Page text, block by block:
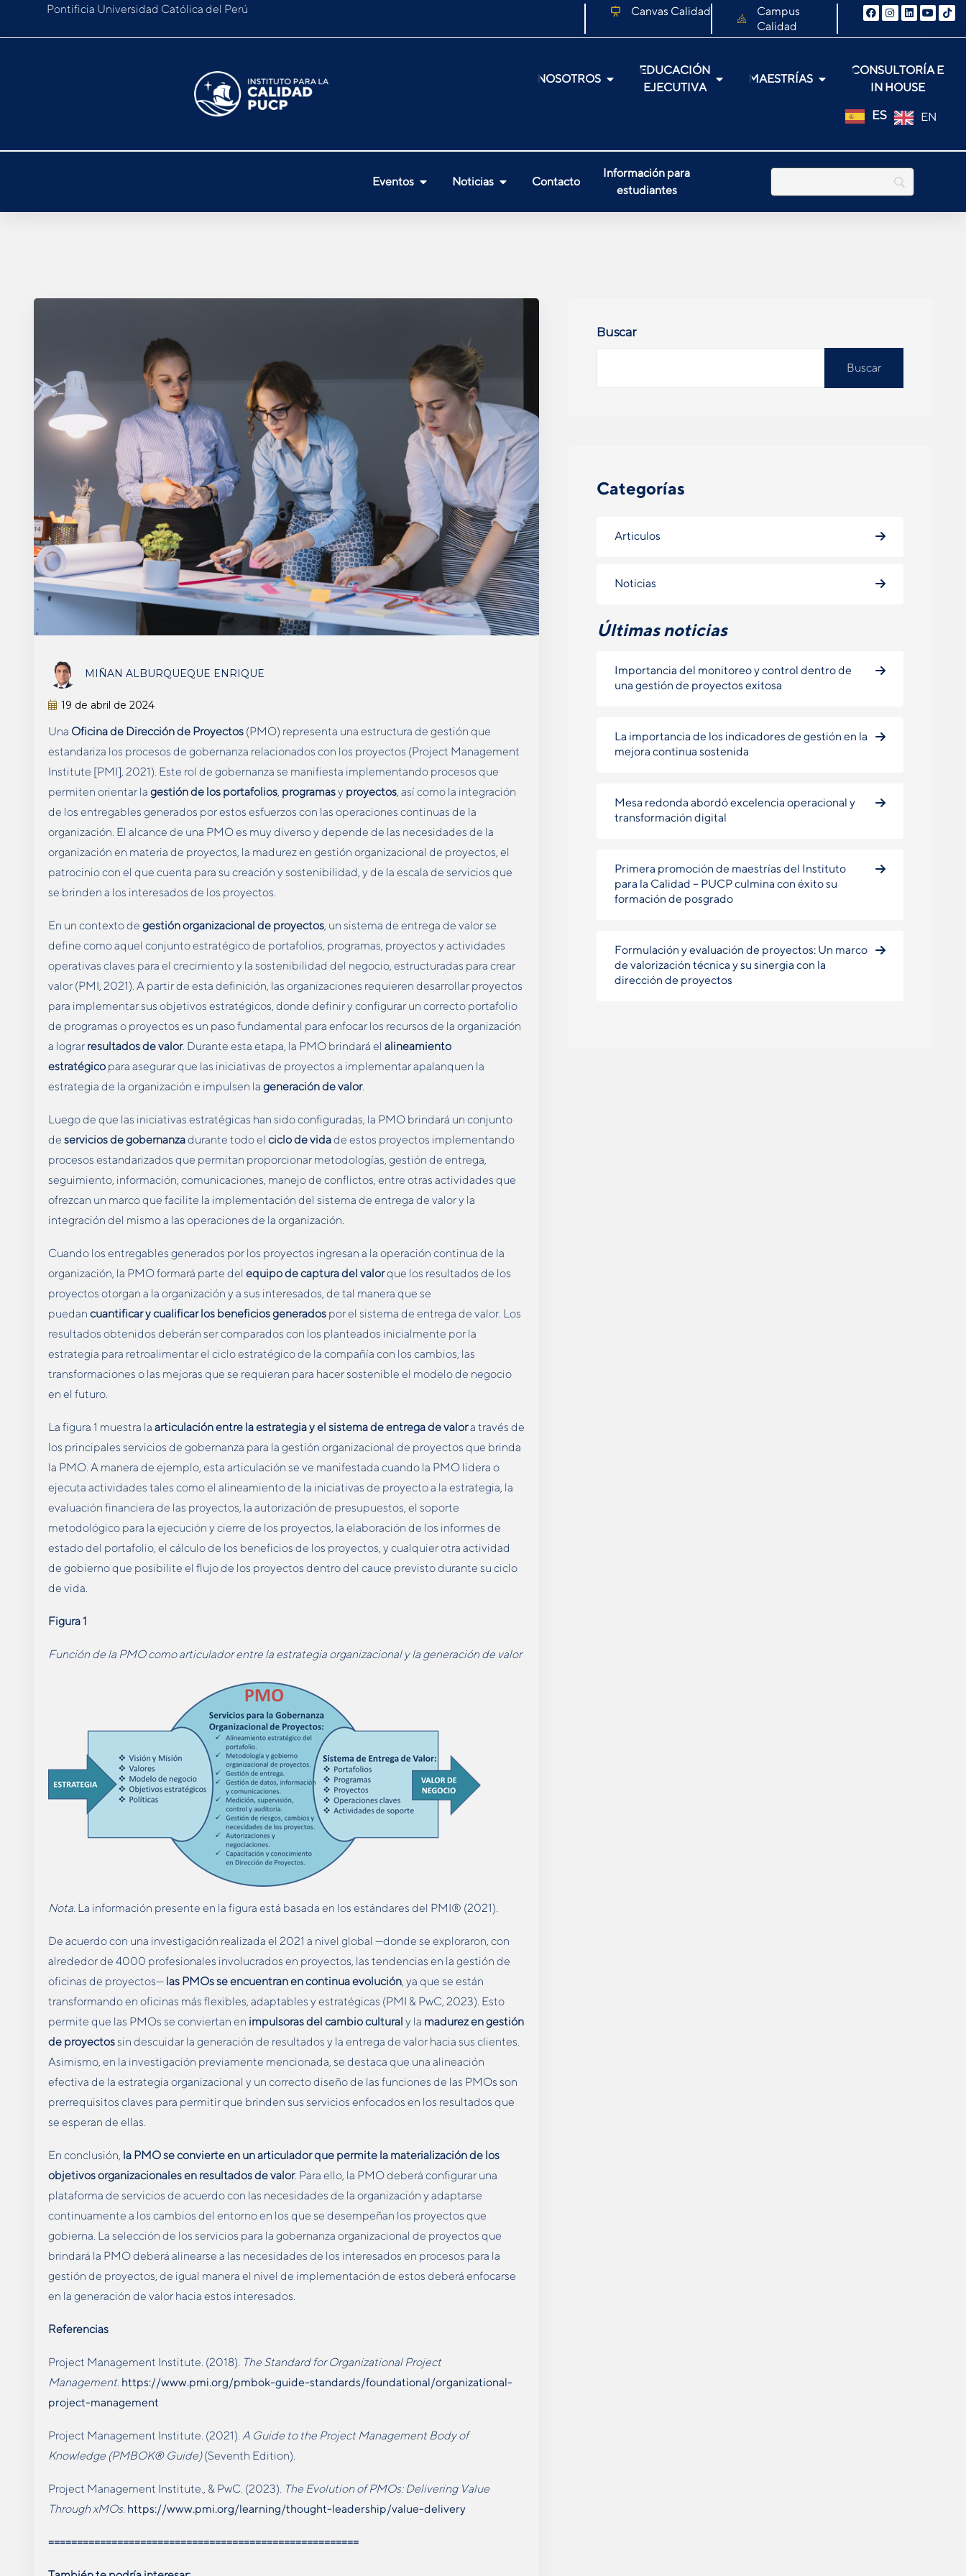
Pontificia Universidad Católica del Perú Canvas Calidad
Campus
Calidad
NOSOTROS
EDUCACIÓN
EJECUTIVA
MAESTRÍAS
CONSULTORÍA E
IN HOUSE
ES EN
Eventos Noticias Contacto
Información para
estudiantes
MIÑAN ALBURQUEQUE ENRIQUE
19 de abril de 2024
Una Oficina de Dirección de Proyectos (PMO) representa una estructura de gestión que
estandariza los procesos de gobernanza relacionados con los proyectos (Project Management
Institute [PMI], 2021). Este rol de gobernanza se manifiesta implementando procesos que
permiten orientar la gestión de los portafolios, programasy proyectos, así como la integración
de los entregables generados por estos esfuerzos con las operaciones continuas de la
organización. El alcance de una PMO es muy diverso y depende de las necesidades de la
organización en materia de proyectos, la madurez en gestión organizacional de proyectos, el
patrocinio con el que cuenta para su creación y sostenibilidad, y de la escala de servicios que
se brinden a los interesados de los proyectos.
En un contexto de gestión organizacional de proyectos, un sistema de entrega de valor se
define como aquel conjunto estratégico de portafolios, programas, proyectos y actividades
operativas claves para el crecimiento y la sostenibilidad del negocio, estructuradas para crear
valor (PMI, 2021). A partir de esta definición, las organizaciones requieren desarrollar proyectos
para implementar sus objetivos estratégicos, donde definir y configurar un correcto portafolio
de programas o proyectos es un paso fundamental para enfocar los recursos de la organización
a lograr resultados de valor. Durante esta etapa, la PMO brindará el alineamiento
estratégico para asegurar que las iniciativas de proyectos a implementar apalanquen la
estrategia de la organización e impulsen la generación de valor.
Luego de que las iniciativas estratégicas han sido configuradas, la PMO brindará un conjunto
de servicios de gobernanzadurante todo el ciclo de vidade estos proyectos implementando
procesos estandarizados que permitan proporcionar metodologías, gestión de entrega,
seguimiento, información, comunicaciones, manejo de conflictos, entre otras actividades que
ofrezcan un marco que facilite la implementación del sistema de entrega de valor y la
integración del mismo a las operaciones de la organización.
Cuando los entregables generados por los proyectos ingresan a la operación continua de la
organización, la PMO formará parte del equipo de captura del valorque los resultados de los
proyectos otorgan a la organización y a sus interesados, de tal manera que se
puedan cuantificar y cualificar los beneficios generados por el sistema de entrega de valor. Los
resultados obtenidos deberán ser comparados con los planteados inicialmente por la
estrategia para retroalimentar el ciclo estratégico de la compañía con los cambios, las
transformaciones o las mejoras que se requieran para hacer sostenible el modelo de negocio
en el futuro.
La figura 1 muestra la articulación entre la estrategia y el sistema de entrega de valora través de
los principales servicios de gobernanza para la gestión organizacional de proyectos que brinda
la PMO. A manera de ejemplo, esta articulación se ve manifestada cuando la PMO lidera o
ejecuta actividades tales como el alineamiento de la iniciativas de proyecto a la estrategia, la
evaluación financiera de las proyectos, la autorización de presupuestos, el soporte
metodológico para la ejecución y cierre de los proyectos, la elaboración de los informes de
estado del portafolio, el cálculo de los beneficios de los proyectos, y cualquier otra actividad
de gobierno que posibilite el flujo de los proyectos dentro del cauce previsto durante su ciclo
de vida.
Figura 1
Función de la PMO como articulador entre la estrategia organizacional y la generación de valor
Nota. La información presente en la figura está basada en los estándares del PMI® (2021).
De acuerdo con una investigación realizada el 2021 a nivel global —donde se exploraron, con
alrededor de 4000 profesionales involucrados en proyectos, las tendencias en la gestión de
oficinas de proyectos— las PMOs se encuentran en continua evolución, ya que se están
transformando en oficinas más flexibles, adaptables y estratégicas (PMI & PwC, 2023). Esto
permite que las PMOs se conviertan en impulsoras del cambio cultural y la madurez en gestión
de proyectossin descuidar la generación de resultados y la entrega de valor hacia sus clientes.
Asimismo, en la investigación previamente mencionada, se destaca que una alineación
efectiva de la estrategia organizacional y un correcto diseño de las funciones de las PMOs son
prerrequisitos claves para permitir que brinden sus servicios enfocados en los resultados que
se esperan de ellas.
En conclusión, la PMO se convierte en un articulador que permite la materialización de los
objetivos organizacionales en resultados de valor. Para ello, la PMO deberá configurar una
plataforma de servicios de acuerdo con las necesidades de la organización y adaptarse
continuamente a los cambios del entorno en los que se desempeñan los proyectos que
gobierna. La selección de los servicios para la gobernanza organizacional de proyectos que
brindará la PMO deberá alinearse a las necesidades de los interesados en procesos para la
gestión de proyectos, de igual manera el nivel de implementación de estos deberá enfocarse
en la generación de valor hacia estos interesados.
Referencias
Project Management Institute. (2018). The Standard for Organizational Project
Management. https://www.pmi.org/pmbok-guide-standards/foundational/organizational-
project-management
Project Management Institute. (2021). A Guide to the Project Management Body of
Knowledge (PMBOK® Guide)(Seventh Edition).
Project Management Institute., & PwC. (2023). The Evolution of PMOs: Delivering Value
Through xMOs. https://www.pmi.org/learning/thought-leadership/value-delivery
======================================================
Buscar
Buscar
Categorías
Articulos
Noticias
Últimas noticias
Importancia del monitoreo y control dentro de
una gestión de proyectos exitosa
La importancia de los indicadores de gestión en la
mejora continua sostenida
Mesa redonda abordó excelencia operacional y
transformación digital
Primera promoción de maestrías del Instituto
para la Calidad – PUCP culmina con éxito su
formación de posgrado
Formulación y evaluación de proyectos: Un marco
de valorización técnica y su sinergia con la
dirección de proyectos